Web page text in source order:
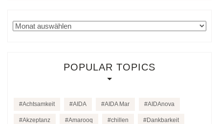
Archiv
POPULAR TOPICS
Achtsamkeit AIDA AIDA Mar AIDAnova
Akzeptanz Amarooq chillen Dankbarkeit